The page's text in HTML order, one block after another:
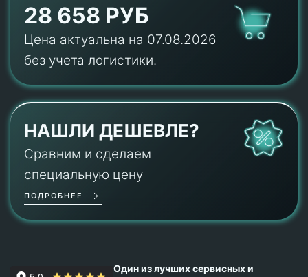
28 658 РУБ
Цена актуальна на 07.08.2026
без учета логистики.
НАШЛИ ДЕШЕВЛЕ?
Сравним и сделаем
специальную цену
ПОДРОБНЕЕ
Один из лучших сервисных и